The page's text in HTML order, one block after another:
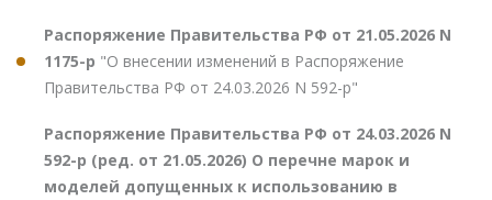
Распоряжение Правительства РФ от 21.05.2026 N
1175-р "О внесении изменений в Распоряжение
Правительства РФ от 24.03.2026 N 592-р"
Распоряжение Правительства РФ от 24.03.2026 N
592-р (ред. от 21.05.2026) О перечне марок и
моделей допущенных к использованию в